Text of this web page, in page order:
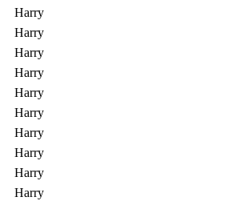
Harry
Harry
Harry
Harry
Harry
Harry
Harry
Harry
Harry
Harry